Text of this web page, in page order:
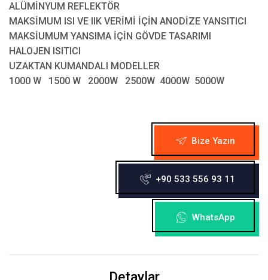
ALÜMİNYUM REFLEKTÖR
MAKSİMUM ISI VE IIK VERİMİ İÇİN ANODİZE YANSITICI
MAKSİUMUM YANSIMA İÇİN GÖVDE TASARIMI
HALOJEN ISITICI
UZAKTAN KUMANDALI MODELLER
1000 W 1500 W 2000W 2500W 4000W 5000W
Bize Yazın
+90 533 556 93 11
WhatsApp